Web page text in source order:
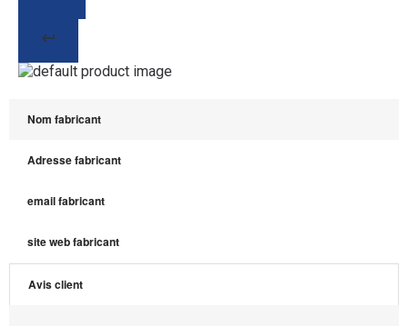
Nom fabricant
Adresse fabricant
email fabricant
site web fabricant
Avis client